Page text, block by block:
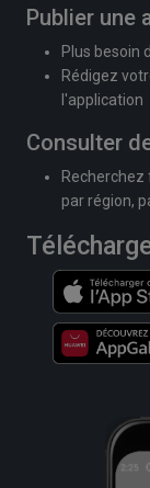
Publier une
Plus besoin
Rédigez
l'application
Consulter
par région,